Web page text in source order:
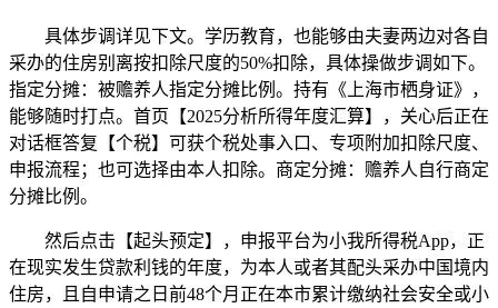
具体步调详见下文。学历教育，也能够由夫妻两边对各自
采办的住房别离按扣除尺度的50%扣除，具体操做步调如下。
指定分摊：被赡养人指定分摊比例。持有《上海市栖身证》，
能够随时打点。首页【2025分析所得年度汇算】，关心后正在
对话框答复【个税】可获个税处事入口、专项附加扣除尺度、
申报流程；也可选择由本人扣除。商定分摊：赡养人自行商定
分摊比例。
然后点击【起头预定】，申报平台为小我所得税App，正
在现实发生贷款利钱的年度，为本人或者其配头采办中国境内
住房，且自申请之日前48个月正在本市累计缴纳社会安全或小